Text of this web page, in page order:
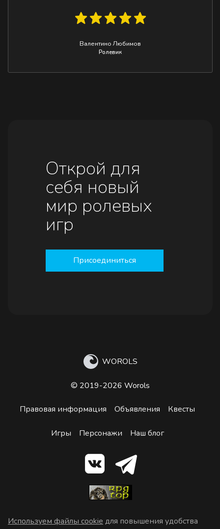
Валентино Любимов
Ролевик
Открой для
себя новый
мир ролевых
игр
Присоединиться
WOROLS
© 2019-2026 Worols
Правовая информация Объявления Квесты
Игры Персонажи Наш блог
Используем файлы cookie для повышения удобства